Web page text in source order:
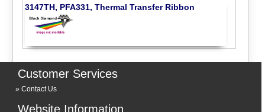
3147TH, PFA331, Thermal Transfer Ribbon
Customer Services
Contact Us
Website Information